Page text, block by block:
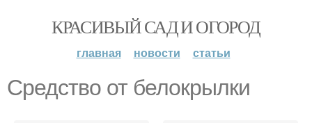
КРАСИВЫЙ САД И ОГОРОД
главная новости статьи
Средство от белокрылки